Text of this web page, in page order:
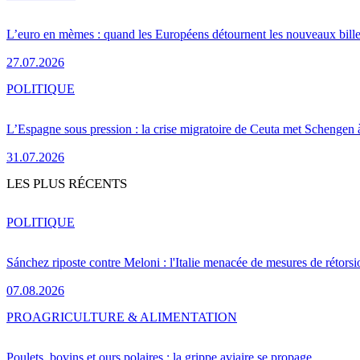
L’euro en mèmes : quand les Européens détournent les nouveaux
27.07.2026
L’Espagne sous pression : la crise migratoire de Ceuta met Schengen
31.07.2026
POLITIQUE
LES PLUS RÉCENTS
Sánchez riposte contre Meloni : l'Italie menacée de mesures de
07.08.2026
POLITIQUE
Poulets, bovins et ours polaires : la grippe aviaire se propage
PROAGRICULTURE & ALIMENTATION